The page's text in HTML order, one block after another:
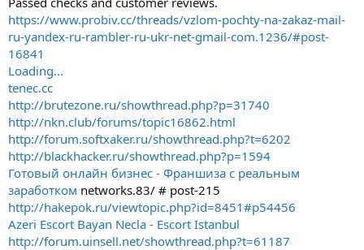
https://www.probiv.cc/threads/vzlom-pochty-na-zakaz-mail-
ru-yandex-ru-rambler-ru-ukr-net-gmail-com.1236/#post-
16841
Loading...
tenec.cc
http://brutezone.ru/showthread.php?p=31740
http://nkn.club/forums/topic16862.html
http://forum.softxaker.ru/showthread.php?t=6202
http://blackhacker.ru/showthread.php?p=1594
Готовый онлайн бизнес - Франшиза с реальным
заработком networks.83/ # post-215
http://hakepok.ru/viewtopic.php?id=8451#p54456
Azeri Escort Bayan Necla - Escort Istanbul
http://forum.uinsell.net/showthread.php?t=61187